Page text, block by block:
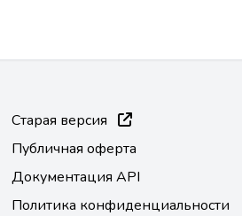
Старая версия
Публичная оферта
Документация API
Политика конфиденциальности